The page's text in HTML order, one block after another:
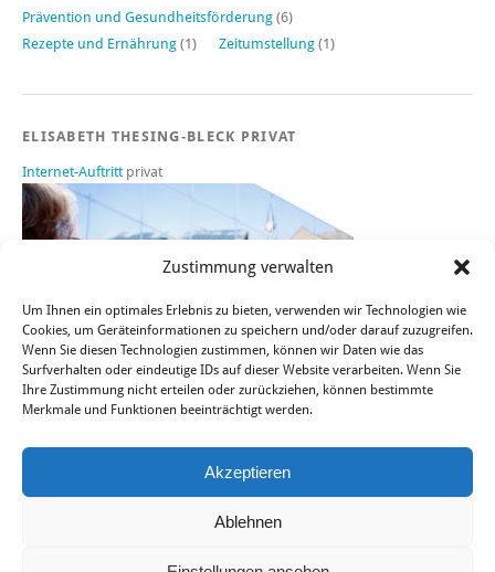
Zustimmung verwalten
Um Ihnen ein optimales Erlebnis zu bieten, verwenden wir Technologien wie
Cookies, um Geräteinformationen zu speichern und/oder darauf zuzugreifen.
Wenn Sie diesen Technologien zustimmen, können wir Daten wie das
Surfverhalten oder eindeutige IDs auf dieser Website verarbeiten. Wenn Sie
Ihre Zustimmung nicht erteilen oder zurückziehen, können bestimmte
Merkmale und Funktionen beeinträchtigt werden.
Akzeptieren
Ablehnen
Prävention und Gesundheitsförderung (6)
Rezepte und Ernährung (1) Zeitumstellung (1)
ELISABETH THESING-BLECK PRIVAT
Internet-Auftritt privat
Telefon: +49 177 2687299